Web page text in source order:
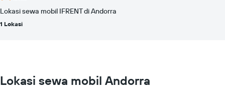
Lokasi sewa mobil IFRENT di Andorra
1 Lokasi
Lokasi sewa mobil Andorra